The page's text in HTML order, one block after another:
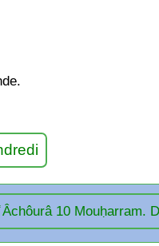
ʿÂchôurâ 10 Mouḥarram.